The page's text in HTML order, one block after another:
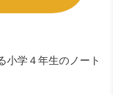
小学４年生のノート